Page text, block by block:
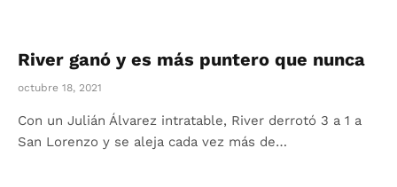
River ganó y es más puntero que nunca
octubre 18, 2021
Con un Julián Álvarez intratable, River derrotó 3 a 1 a
San Lorenzo y se aleja cada vez más de…